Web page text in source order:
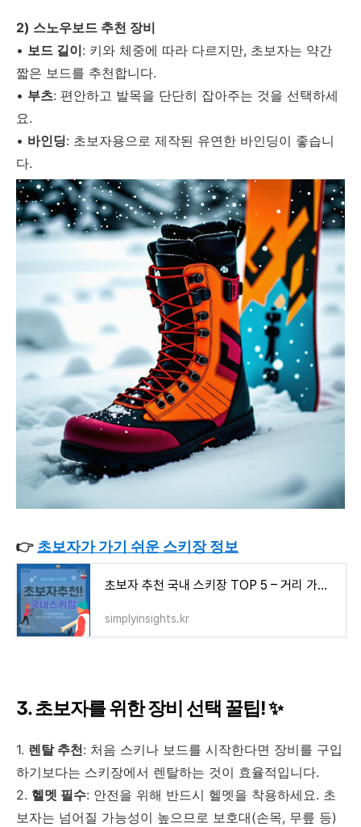
2) 스노우보드 추천 장비
• 보드 길이: 키와 체중에 따라 다르지만, 초보자는 약간
짧은 보드를 추천합니다.
• 부츠: 편안하고 발목을 단단히 잡아주는 것을 선택하세
요.
• 바인딩: 초보자용으로 제작된 유연한 바인딩이 좋습니
다.
👉 초보자가 가기 쉬운 스키장 정보
초보자 추천 국내 스키장 TOP 5 – 거리 가격 강습 정보 완벽 분석
simplyinsights.kr
3. 초보자를 위한 장비 선택 꿀팁! ✨
1. 렌탈 추천: 처음 스키나 보드를 시작한다면 장비를 구입
하기보다는 스키장에서 렌탈하는 것이 효율적입니다.
2. 헬멧 필수: 안전을 위해 반드시 헬멧을 착용하세요. 초
보자는 넘어질 가능성이 높으므로 보호대(손목, 무릎 등)